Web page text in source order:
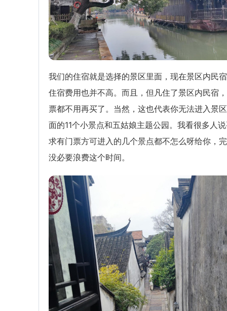
我们的住宿就是选择的景区里面，现在景区内民
住宿费用也并不高。而且，但凡住了景区内民宿
票都不用再买了。当然，这也代表你无法进入景
面的11个小景点和五姑娘主题公园。我看很多人
求有门票方可进入的几个景点都不怎么呀给你，
没必要浪费这个时间。